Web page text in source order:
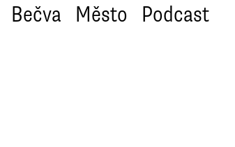
Bečva Město Podcast